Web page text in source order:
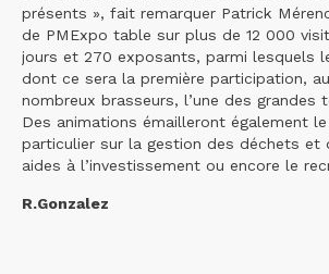
présents », fait remarquer Patrick
de PMExpo table sur plus de 12 000
jours et 270 exposants, parmi lesquels
dont ce sera la première participation,
nombreux brasseurs, l’une des grandes
Des animations émailleront également
particulier sur la gestion des déchets et
aides à l’investissement ou encore le
R.Gonzalez